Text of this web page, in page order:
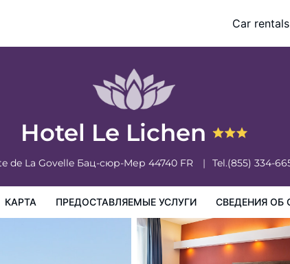
Car rentals
Hotel Le Lichen
de La Govelle Бац-сюр-Мер 44740 FR Tel.(855) 334-
КАРТА ПРЕДОСТАВЛЯЕМЫЕ УСЛУГИ СВЕДЕНИЯ ОБ
Порядок